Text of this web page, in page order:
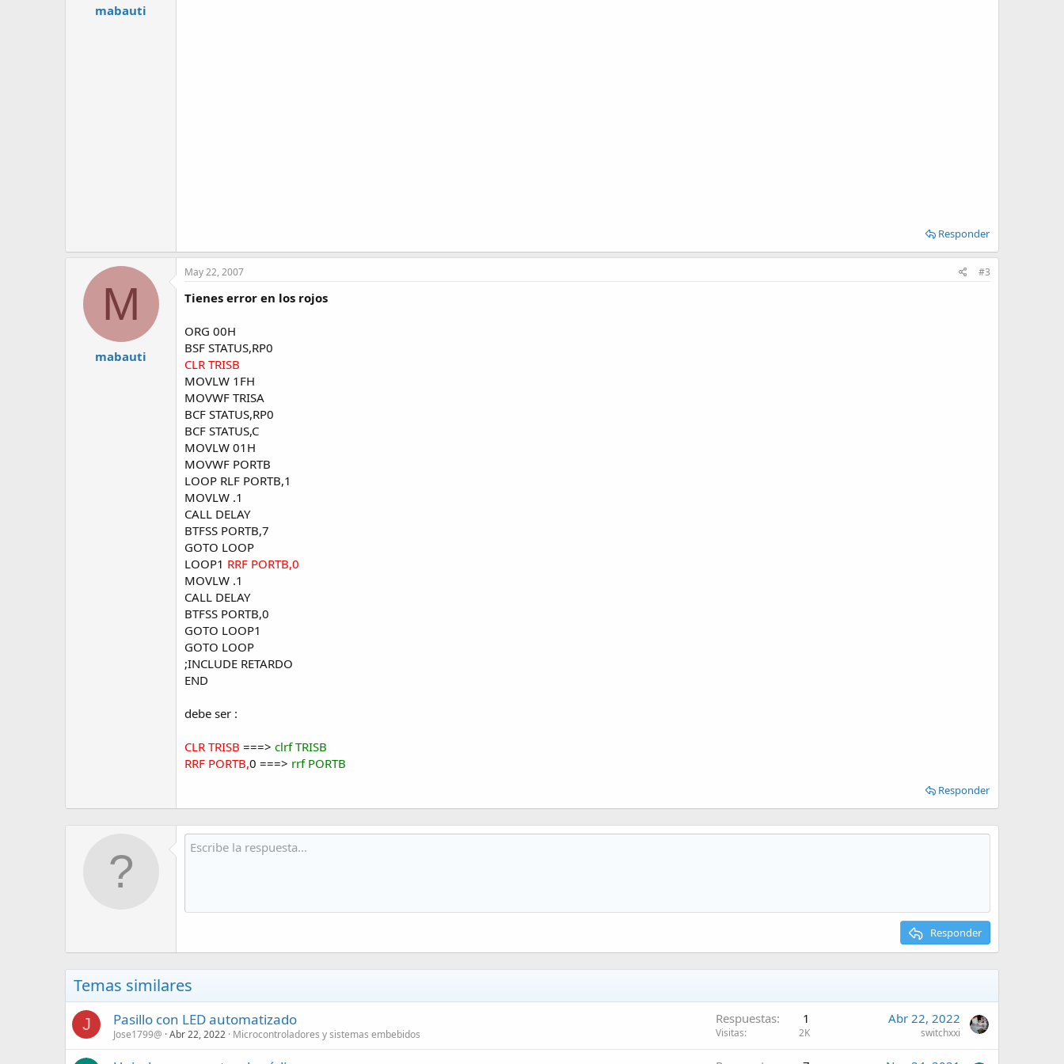
mabauti
Responder
M
mabauti
May 22, 2007 #3
Tienes error en los rojos
ORG 00H
BSF STATUS,RP0
CLR TRISB
MOVLW 1FH
MOVWF TRISA
BCF STATUS,RP0
BCF STATUS,C
MOVLW 01H
MOVWF PORTB
LOOP RLF PORTB,1
MOVLW .1
CALL DELAY
BTFSS PORTB,7
GOTO LOOP
LOOP1 RRF PORTB,0
MOVLW .1
CALL DELAY
BTFSS PORTB,0
GOTO LOOP1
GOTO LOOP
;INCLUDE RETARDO
END
debe ser :
CLR TRISB ===> clrf TRISB
RRF PORTB,0 ===> rrf PORTB
Responder
Responder
Temas similares
J Pasillo con LED automatizado
Jose1799@ Abr 22, 2022 Microcontroladores y sistemas embebidos
Respuestas 1
Visitas 2K
Abr 22, 2022
switchxxi